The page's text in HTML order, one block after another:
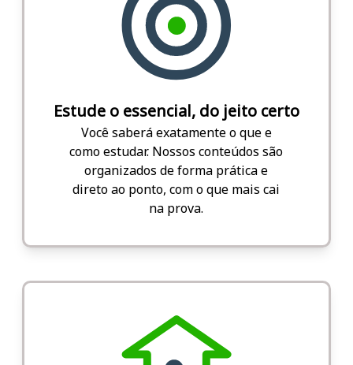
Estude o essencial, do jeito certo
Você saberá exatamente o que e
como estudar. Nossos conteúdos são
organizados de forma prática e
direto ao ponto, com o que mais cai
na prova.